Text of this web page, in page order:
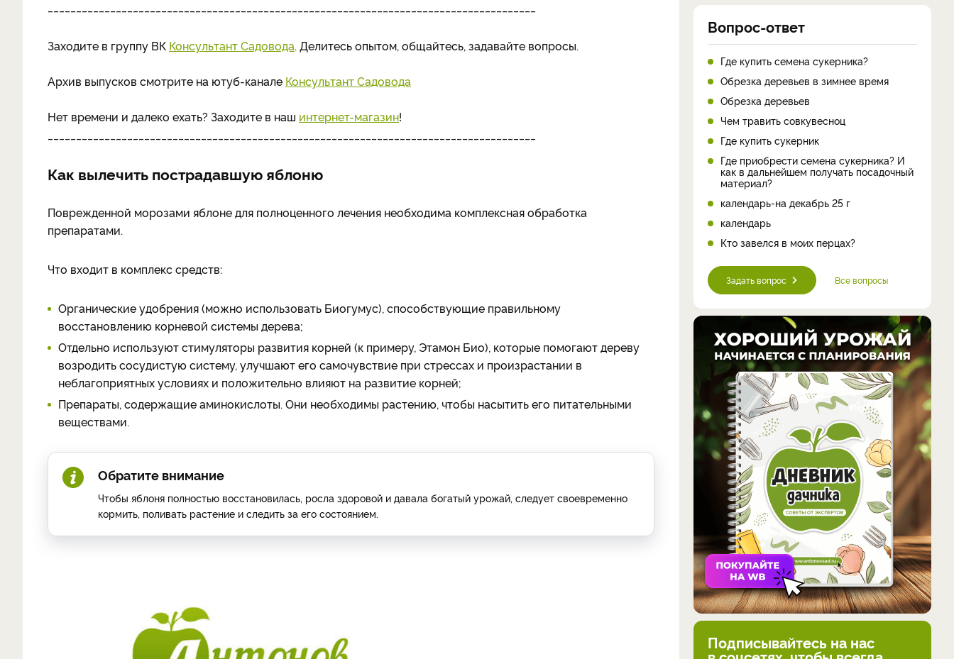
Заходите в группу ВК Консультант Садовода. Делитесь опытом, общайтесь, задавайте вопросы.
Архив выпусков смотрите на ютуб-канале Консультант Садовода
Нет времени и далеко ехать? Заходите в наш интернет-магазин!
Как вылечить пострадавшую яблоню
Поврежденной морозами яблоне для полноценного лечения необходима комплексная обработка
препаратами.
Что входит в комплекс средств:
Органические удобрения (можно использовать Биогумус), способствующие правильному
восстановлению корневой системы дерева;
Отдельно используют стимуляторы развития корней (к примеру, Этамон Био), которые помогают дереву
возродить сосудистую систему, улучшают его самочувствие при стрессах и произрастании в
неблагоприятных условиях и положительно влияют на развитие корней;
Препараты, содержащие аминокислоты. Они необходимы растению, чтобы насытить его питательными
веществами.
Обратите внимание
Чтобы яблоня полностью восстановилась, росла здоровой и давала богатый урожай, следует своевременно
кормить, поливать растение и следить за его состоянием.
Вопрос-ответ
Где купить семена сукерника?
Обрезка деревьев в зимнее время
Обрезка деревьев
Чем травить совкувесноц
Где купить сукерник
Где приобрести семена сукерника? И
как в дальнейшем получать посадочный
материал?
календарь-на декабрь 25 г
календарь
Кто завелся в моих перцах?
Задать вопрос Все вопросы
Подписывайтесь на нас